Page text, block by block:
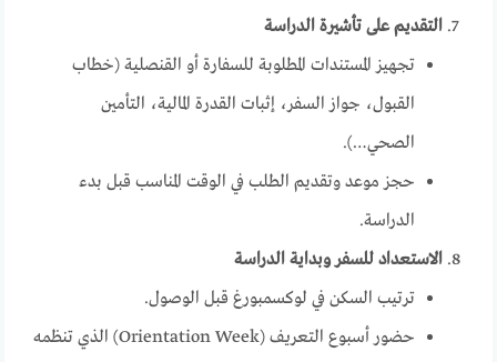
التقديم على تأشيرة الدراسة
تجهيز المستندات المطلوبة للسفارة أو القنصلية (خطاب
القبول، جواز السفر، إثبات القدرة المالية، التأمين
الصحي…).
حجز موعد وتقديم الطلب في الوقت المناسب قبل بدء
الدراسة.
الاستعداد للسفر وبداية الدراسة
ترتيب السكن في لوكسمبورغ قبل الوصول.
حضور أسبوع التعريف (Orientation Week) الذي تنظمه